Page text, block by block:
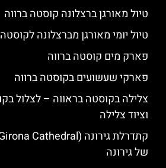
טיול מאורגן ברצלונה קוסטה ברווה
טיול יומי מאורגן מברצלונה
פארק מים קוסטה ברווה
פארקי שעשועים בקוסטה ברווה
צלילה בקוסטה בראווה – לצלול
וציוד צלילה
של גירונה